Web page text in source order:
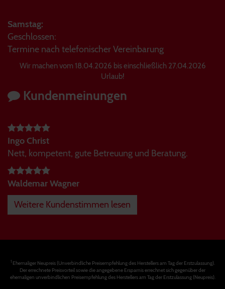
Samstag:
Geschlossen:
Termine nach telefonischer Vereinbarung
Wir machen vom 18.04.2026 bis einschließlich 27.04.2026
Urlaub!
Kundenmeinungen
Ingo Christ
Nett, kompetent, gute Betreuung und Beratung.
Waldemar Wagner
Weitere Kundenstimmen lesen
1Ehemaliger Neupreis (Unverbindliche Preisempfehlung des Herstellers am Tag der Erstzulassung).
Der errechnete Preisvorteil sowie die angegebene Ersparnis errechnet sich gegenüber der
ehemaligen unverbindlichen Preisempfehlung des Herstellers am Tag der Erstzulassung (Neupreis).